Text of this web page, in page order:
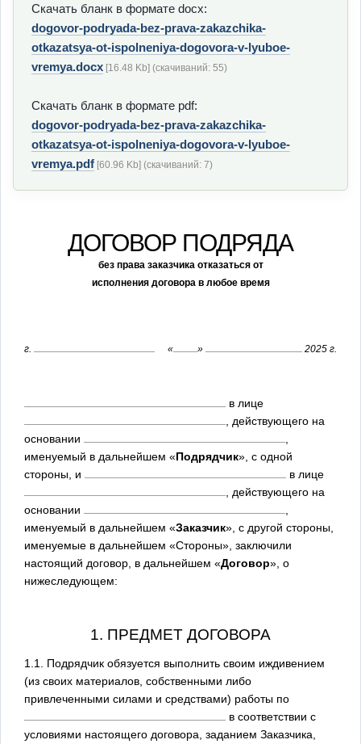
Скачать бланк в формате docx:
dogovor-podryada-bez-prava-zakazchika-
otkazatsya-ot-ispolneniya-dogovora-v-lyuboe-
vremya.docx [16.48 Kb] (cкачиваний: 55)
Скачать бланк в формате pdf:
dogovor-podryada-bez-prava-zakazchika-
otkazatsya-ot-ispolneniya-dogovora-v-lyuboe-
vremya.pdf [60.96 Kb] (cкачиваний: 7)
ДОГОВОР ПОДРЯДА
без права заказчика отказаться от
исполнения договора в любое время
г. « » 2025 г.
в лице
, действующего на
основании
именуемый в дальнейшем «Подрядчик», с одной
стороны, и
в лице
, действующего на
основании
именуемый в дальнейшем «Заказчик», с другой стороны,
именуемые в дальнейшем «Стороны», заключили
настоящий договор, в дальнейшем «Договор», о
нижеследующем:
1. ПРЕДМЕТ ДОГОВОРА
1.1. Подрядчик обязуется выполнить своим иждивением
(из своих материалов, собственными либо
привлеченными силами и средствами) работы по
в соответствии с
условиями настоящего договора, заданием Заказчика,